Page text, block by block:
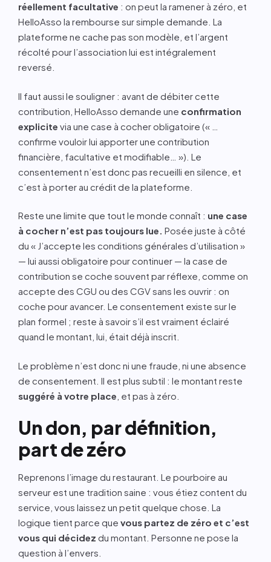
réellement facultative : on peut la ramener à zéro, et
HelloAsso la rembourse sur simple demande. La
plateforme ne cache pas son modèle, et l’argent
récolté pour l’association lui est intégralement
reversé.
Il faut aussi le souligner : avant de débiter cette
contribution, HelloAsso demande une confirmation
explicite via une case à cocher obligatoire (« …
confirme vouloir lui apporter une contribution
financière, facultative et modifiable… »). Le
consentement n’est donc pas recueilli en silence, et
c’est à porter au crédit de la plateforme.
Reste une limite que tout le monde connaît : une case
à cocher n’est pas toujours lue. Posée juste à côté
du « J’accepte les conditions générales d’utilisation »
— lui aussi obligatoire pour continuer — la case de
contribution se coche souvent par réflexe, comme on
accepte des CGU ou des CGV sans les ouvrir : on
coche pour avancer. Le consentement existe sur le
plan formel ; reste à savoir s’il est vraiment éclairé
quand le montant, lui, était déjà inscrit.
Le problème n’est donc ni une fraude, ni une absence
de consentement. Il est plus subtil : le montant reste
suggéré à votre place , et pas à zéro.
Un don, par définition,
part de zéro
Reprenons l’image du restaurant. Le pourboire au
serveur est une tradition saine : vous étiez content du
service, vous laissez un petit quelque chose. La
logique tient parce que vous partez de zéro et c’est
vous qui décidez du montant. Personne ne pose la
question à l’envers.